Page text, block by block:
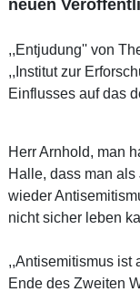
neuen
,,Entjudung'' von
,,Institut zur
Einflusses auf das
Herr Arnhold, man
Halle, dass man
wieder
nicht sicher leben
,,Antisemitismus ist
Ende des Zweiten